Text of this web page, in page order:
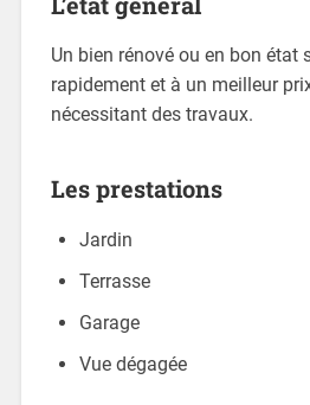
Un bien rénové ou en bon état
rapidement et à un meilleur
nécessitant des travaux.
Les prestations
Jardin
Terrasse
Garage
Vue dégagée